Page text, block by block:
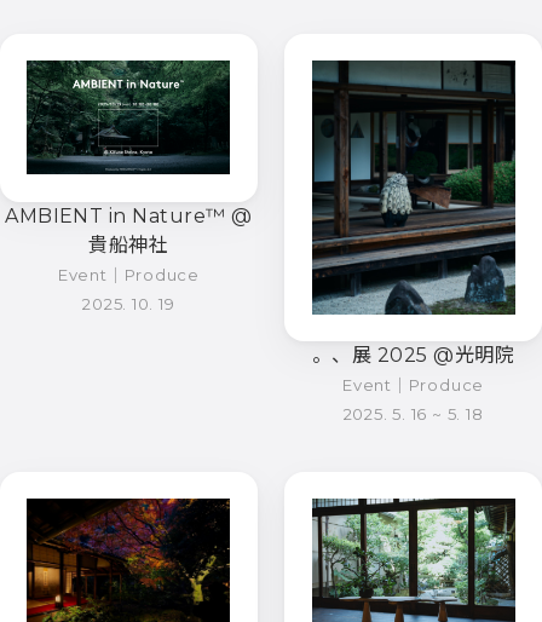
AMBIENT in Nature™︎ @
貴船神社
Event｜Produce
2025. 10. 19
。、展 2025 @光明院
Event｜Produce
2025. 5. 16 ~ 5. 18